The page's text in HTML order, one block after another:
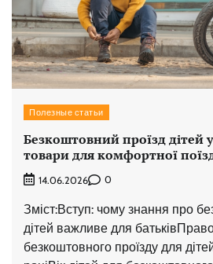
Полезные статьи
Безкоштовний проїзд дітей
товари для комфортної
14.06.2026 0
Зміст:Вступ: чому знання про
дітей важливе для
безкоштовного проїзду для